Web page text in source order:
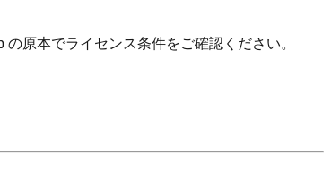
原本でライセンス条件をご確認ください。